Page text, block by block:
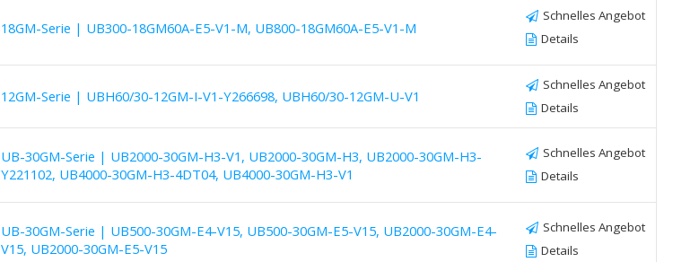
18GM-Serie | UB300-18GM60A-E5-V1-M, UB800-18GM60A-E5-V1-M
Schnelles Angebot
Details
12GM-Serie | UBH60/30-12GM-I-V1-Y266698, UBH60/30-12GM-U-V1
Schnelles Angebot
Details
UB-30GM-Serie | UB2000-30GM-H3-V1, UB2000-30GM-H3, UB2000-30GM-H3-
Y221102, UB4000-30GM-H3-4DT04, UB4000-30GM-H3-V1
Schnelles Angebot
Details
UB-30GM-Serie | UB500-30GM-E4-V15, UB500-30GM-E5-V15, UB2000-30GM-E4-
V15, UB2000-30GM-E5-V15
Schnelles Angebot
Details